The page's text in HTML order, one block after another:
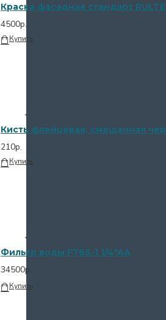
Краска фасадная стандарт
4500р.
Купить
Кисть флейцевая, смещанная
210р.
Купить
Фильтр воды F76S-1 1/4"AA
34500р.
Купить